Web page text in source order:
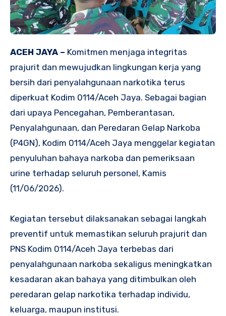
ACEH JAYA – Komitmen menjaga integritas
prajurit dan mewujudkan lingkungan kerja yang
bersih dari penyalahgunaan narkotika terus
diperkuat Kodim 0114/Aceh Jaya. Sebagai bagian
dari upaya Pencegahan, Pemberantasan,
Penyalahgunaan, dan Peredaran Gelap Narkoba
(P4GN), Kodim 0114/Aceh Jaya menggelar kegiatan
penyuluhan bahaya narkoba dan pemeriksaan
urine terhadap seluruh personel, Kamis
(11/06/2026).
Kegiatan tersebut dilaksanakan sebagai langkah
preventif untuk memastikan seluruh prajurit dan
PNS Kodim 0114/Aceh Jaya terbebas dari
penyalahgunaan narkoba sekaligus meningkatkan
kesadaran akan bahaya yang ditimbulkan oleh
peredaran gelap narkotika terhadap individu,
keluarga, maupun institusi.